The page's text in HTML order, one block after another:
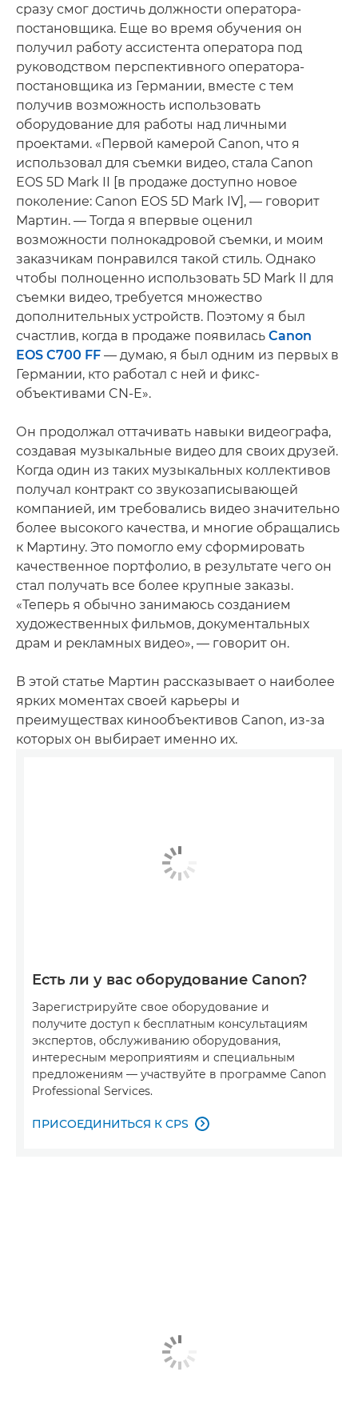
сразу смог достичь должности оператора-
постановщика. Еще во время обучения он
получил работу ассистента оператора под
руководством перспективного оператора-
постановщика из Германии, вместе с тем
получив возможность использовать
оборудование для работы над личными
проектами. «Первой камерой Canon, что я
использовал для съемки видео, стала Canon
EOS 5D Mark II [в продаже доступно новое
поколение: Canon EOS 5D Mark IV], — говорит
Мартин. — Тогда я впервые оценил
возможности полнокадровой съемки, и моим
заказчикам понравился такой стиль. Однако
чтобы полноценно использовать 5D Mark II для
съемки видео, требуется множество
дополнительных устройств. Поэтому я был
счастлив, когда в продаже появилась Canon
EOS C700 FF — думаю, я был одним из первых в
Германии, кто работал с ней и фикс-
объективами CN-E».
Он продолжал оттачивать навыки видеографа,
создавая музыкальные видео для своих друзей.
Когда один из таких музыкальных коллективов
получал контракт со звукозаписывающей
компанией, им требовались видео значительно
более высокого качества, и многие обращались
к Мартину. Это помогло ему сформировать
качественное портфолио, в результате чего он
стал получать все более крупные заказы.
«Теперь я обычно занимаюсь созданием
художественных фильмов, документальных
драм и рекламных видео», — говорит он.
В этой статье Мартин рассказывает о наиболее
ярких моментах своей карьеры и
преимуществах кинообъективов Canon, из-за
которых он выбирает именно их.
Есть ли у вас оборудование Canon?
Зарегистрируйте свое оборудование и
получите доступ к бесплатным консультациям
экспертов, обслуживанию оборудования,
интересным мероприятиям и специальным
предложениям — участвуйте в программе Canon
Professional Services.
ПРИСОЕДИНИТЬСЯ К CPS 